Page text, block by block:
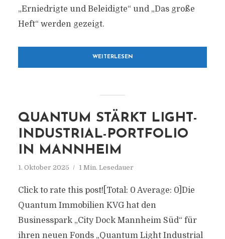
„Erniedrigte und Beleidigte“ und „Das große
Heft“ werden gezeigt.
WEITERLESEN
QUANTUM STÄRKT LIGHT-
INDUSTRIAL-PORTFOLIO
IN MANNHEIM
1. Oktober 2025 1 Min. Lesedauer
Click to rate this post![Total: 0 Average: 0]Die
Quantum Immobilien KVG hat den
Businesspark „City Dock Mannheim Süd“ für
ihren neuen Fonds „Quantum Light Industrial